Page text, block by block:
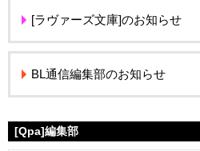
[ラヴァーズ文庫]のお知らせ
BL通信編集部のお知らせ
[Qpa]編集部